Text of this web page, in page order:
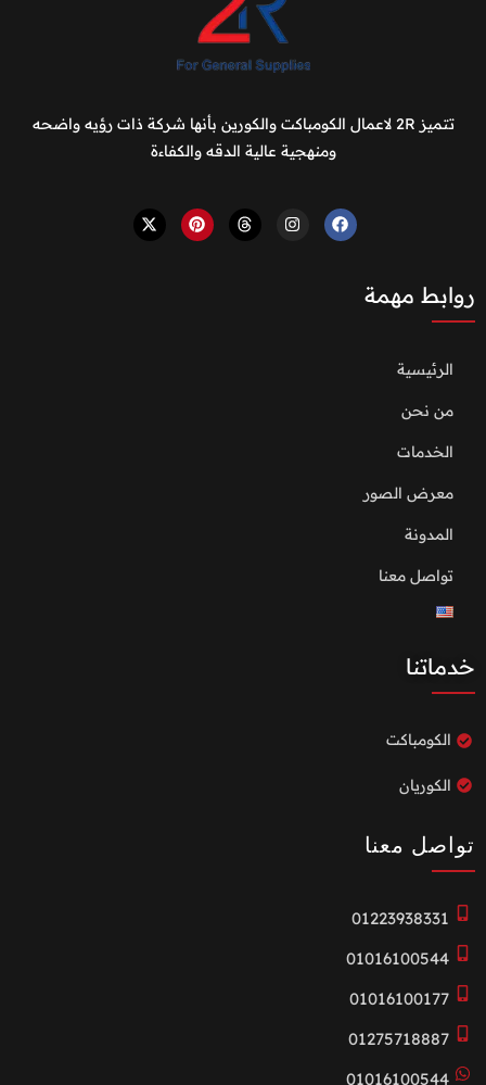
تتميز 2R لاعمال الكومباكت والكورين بأنها شركة ذات رؤيه واضحه
ومنهجية عالية الدقه والكفاءة
روابط مهمة
الرئيسية
من نحن
الخدمات
معرض الصور
المدونة
تواصل معنا
خدماتنا
الكومباكت
الكوريان
تواصل معنا
01223938331
01016100544
01016100177
01275718887
01016100544